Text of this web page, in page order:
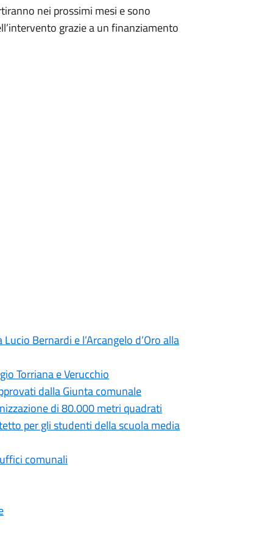
nei prossimi mesi e sono
grazie a un finanziamento
Bernardi e l’Arcangelo d’Oro alla
Torriana e Verucchio
dalla Giunta comunale
di 80.000 metri quadrati
per gli studenti della scuola media
comunali